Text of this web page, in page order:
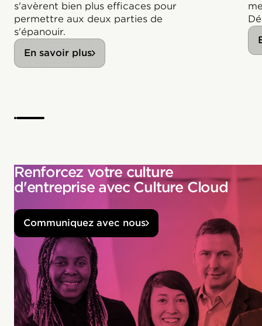
s'avèrent bien plus efficaces pour
permettre aux deux parties de
s'épanouir.
En savoir plus
Renforcez votre culture
d'entreprise avec Culture Cloud
Communiquez avec nous